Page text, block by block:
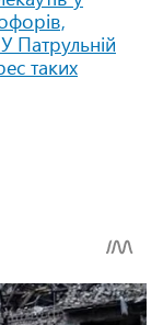
Патрульній
таких